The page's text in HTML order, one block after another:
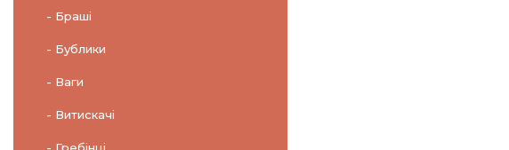
- Браші
- Бублики
- Ваги
- Витискачі